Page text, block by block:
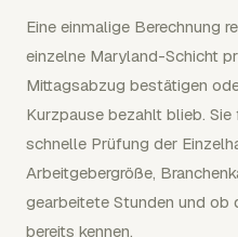
Eine einmalige Berechnung
einzelne Maryland-Schicht
Mittagsabzug bestätigen
Kurzpause bezahlt blieb.
schnelle Prüfung der
Arbeitgebergröße,
gearbeitete Stunden und ob
bereits kennen.